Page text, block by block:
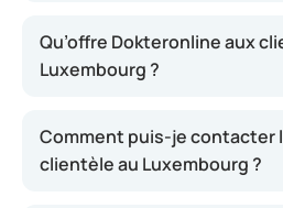
Qu’offre Dokteronline aux
Luxembourg ?
Comment puis-je contacter
clientèle au Luxembourg ?